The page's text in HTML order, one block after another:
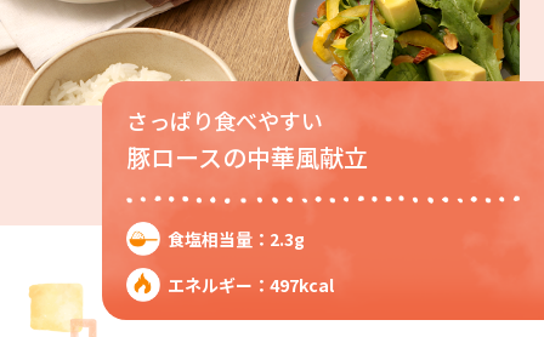
さっぱり食べやすい
豚ロースの中華風献立
食塩相当量：2.3g
エネルギー：497kcal